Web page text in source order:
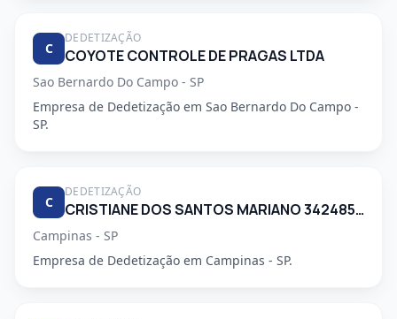
C
DEDETIZAÇÃO
COYOTE CONTROLE DE PRAGAS LTDA
Sao Bernardo Do Campo - SP
Empresa de Dedetização em Sao Bernardo Do Campo -
SP.
C
DEDETIZAÇÃO
CRISTIANE DOS SANTOS MARIANO 34248553830
Campinas - SP
Empresa de Dedetização em Campinas - SP.